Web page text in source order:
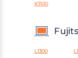
K7610
L1300